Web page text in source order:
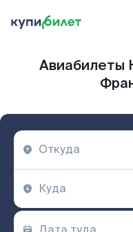
Авиабилеты